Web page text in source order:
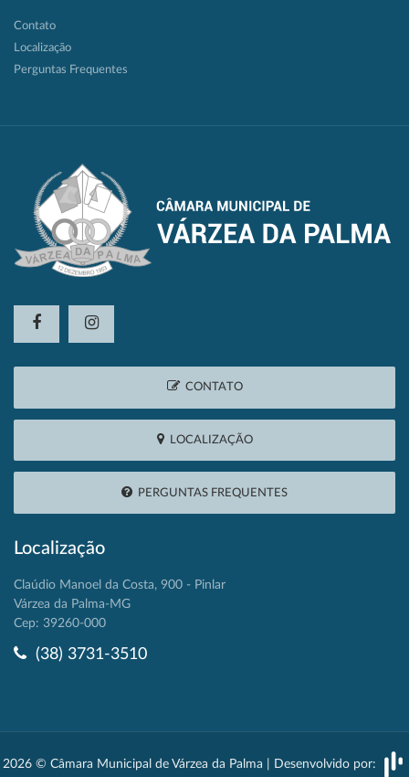
Contato
Localização
Perguntas Frequentes
CONTATO
LOCALIZAÇÃO
PERGUNTAS FREQUENTES
Localização
Claúdio Manoel da Costa, 900 - Pinlar
Várzea da Palma-MG
Cep: 39260-000
(38) 3731-3510
2026 © Câmara Municipal de Várzea da Palma | Desenvolvido por: